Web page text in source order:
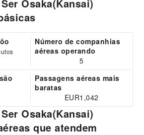
Osaka(Kansai)
Número de companhias
aéreas operando
5
Passagens aéreas mais
baratas
EUR1,042
Osaka(Kansai)
que atendem